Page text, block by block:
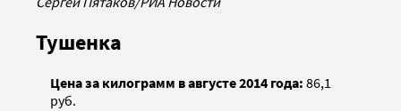
Тушенка
Цена за килограмм в августе 2014 года: 86,1
руб.